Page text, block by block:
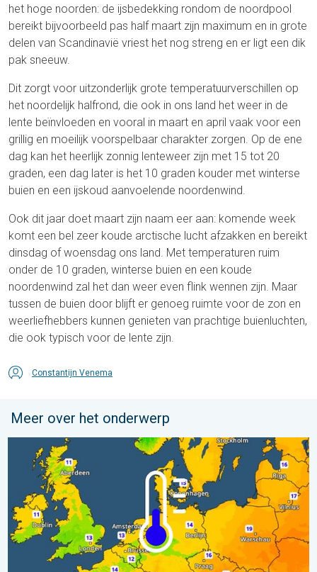
het hoge noorden: de ijsbedekking rondom de noordpool
bereikt bijvoorbeeld pas half maart zijn maximum en in grote
delen van Scandinavië vriest het nog streng en er ligt een dik
pak sneeuw.
Dit zorgt voor uitzonderlijk grote temperatuurverschillen op
het noordelijk halfrond, die ook in ons land het weer in de
lente beïnvloeden en vooral in maart en april vaak voor een
grillig en moeilijk voorspelbaar charakter zorgen. Op de ene
dag kan het heerlijk zonnig lenteweer zijn met 15 tot 20
graden, een dag later is het 10 graden kouder met winterse
buien en een ijskoud aanvoelende noordenwind.
Ook dit jaar doet maart zijn naam eer aan: komende week
komt een bel zeer koude arctische lucht afzakken en bereikt
dinsdag of woensdag ons land. Met temperaturen ruim
onder de 10 graden, winterse buien en een koude
noordenwind zal het dan weer even flink wennen zijn. Maar
tussen de buien door blijft er genoeg ruimte voor de zon en
weerliefhebbers kunnen genieten van prachtige buienluchten,
die ook typisch voor de lente zijn.
Constantijn Venema
Meer over het onderwerp
Er komen koelere nachten aan. West- en Midden-Europa. . .